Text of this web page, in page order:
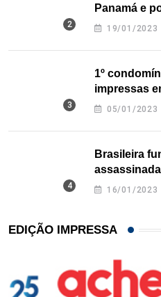
Panamá e
nos EUA
19/01/2023
1º
impressas
Texas
05/01/2023
Brasileira
16/01/2023
EDIÇÃO IMPRESSA